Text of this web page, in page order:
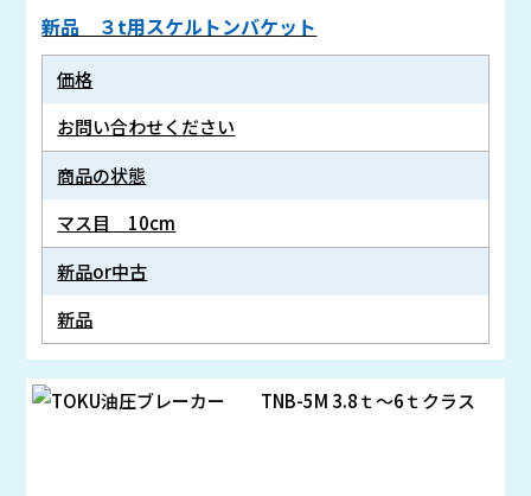
新品 ３t用スケルトンバケット
価格
お問い合わせください
商品の状態
マス目 10cm
新品or中古
新品